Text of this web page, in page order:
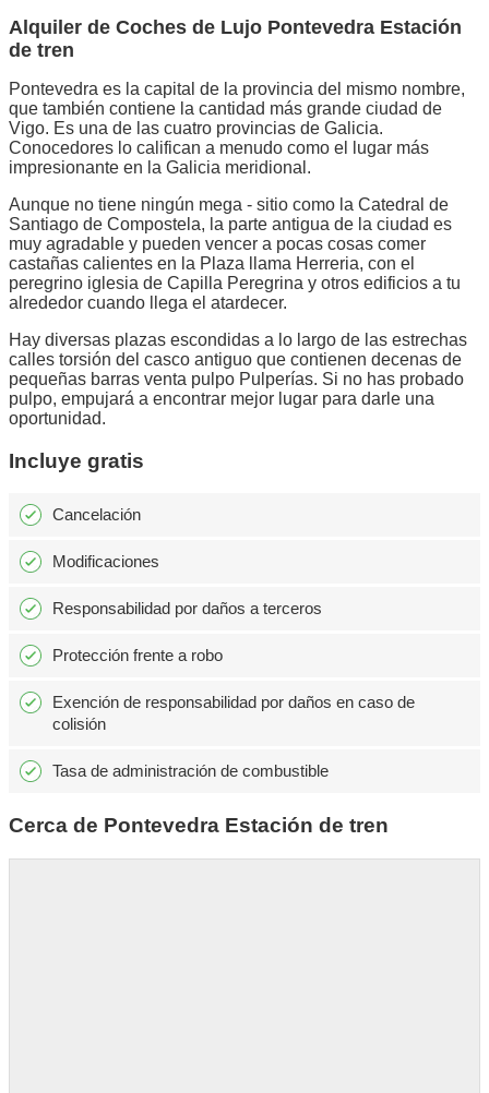
Alquiler de Coches de Lujo Pontevedra Estación
de tren
Pontevedra es la capital de la provincia del mismo nombre,
que también contiene la cantidad más grande ciudad de
Vigo. Es una de las cuatro provincias de Galicia.
Conocedores lo califican a menudo como el lugar más
impresionante en la Galicia meridional.
Aunque no tiene ningún mega - sitio como la Catedral de
Santiago de Compostela, la parte antigua de la ciudad es
muy agradable y pueden vencer a pocas cosas comer
castañas calientes en la Plaza llama Herreria, con el
peregrino iglesia de Capilla Peregrina y otros edificios a tu
alrededor cuando llega el atardecer.
Hay diversas plazas escondidas a lo largo de las estrechas
calles torsión del casco antiguo que contienen decenas de
pequeñas barras venta pulpo Pulperías. Si no has probado
pulpo, empujará a encontrar mejor lugar para darle una
oportunidad.
Incluye gratis
Cancelación
Modificaciones
Responsabilidad por daños a terceros
Protección frente a robo
Exención de responsabilidad por daños en caso de
colisión
Tasa de administración de combustible
Cerca de Pontevedra Estación de tren